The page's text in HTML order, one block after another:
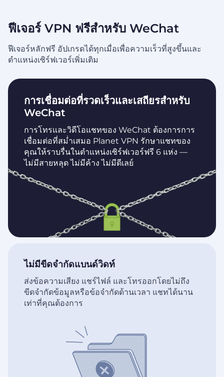
ฟีเจอร์ VPN ฟรีสำหรับ WeChat
ฟีเจอร์หลักฟรี อัปเกรดได้ทุกเมื่อเพื่อความเร็วที่สูงขึ้นและ
ตำแหน่งเซิร์ฟเวอร์เพิ่มเติม
การเชื่อมต่อที่รวดเร็วและเสถียรสำหรับ
WeChat
การโทรและวิดีโอแชทของ WeChat ต้องการการ
เชื่อมต่อที่สม่ำเสมอ Planet VPN รักษาแชทของ
คุณให้ราบรื่นในตำแหน่งเซิร์ฟเวอร์ฟรี 6 แห่ง —
ไม่มีสายหลุด ไม่มีค้าง ไม่มีดีเลย์
ไม่มีขีดจำกัดแบนด์วิดท์
ส่งข้อความเสียง แชร์ไฟล์ และโทรออกโดยไม่ถึง
ขีดจำกัดข้อมูลหรือข้อจำกัดด้านเวลา แชทได้นาน
เท่าที่คุณต้องการ